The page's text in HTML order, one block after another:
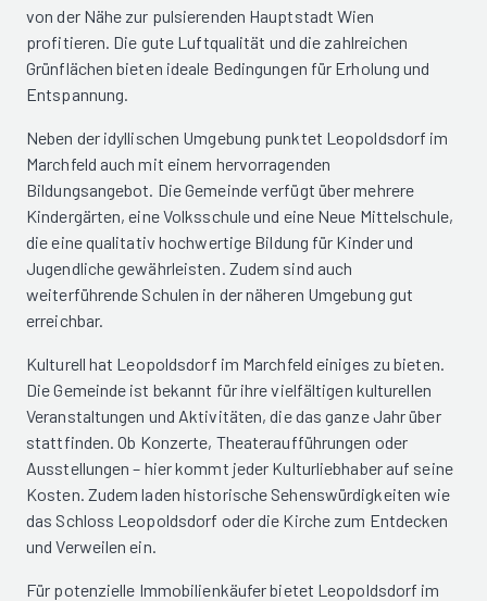
von der Nähe zur pulsierenden Hauptstadt Wien
profitieren. Die gute Luftqualität und die zahlreichen
Grünflächen bieten ideale Bedingungen für Erholung und
Entspannung.
Neben der idyllischen Umgebung punktet Leopoldsdorf im
Marchfeld auch mit einem hervorragenden
Bildungsangebot. Die Gemeinde verfügt über mehrere
Kindergärten, eine Volksschule und eine Neue Mittelschule,
die eine qualitativ hochwertige Bildung für Kinder und
Jugendliche gewährleisten. Zudem sind auch
weiterführende Schulen in der näheren Umgebung gut
erreichbar.
Kulturell hat Leopoldsdorf im Marchfeld einiges zu bieten.
Die Gemeinde ist bekannt für ihre vielfältigen kulturellen
Veranstaltungen und Aktivitäten, die das ganze Jahr über
stattfinden. Ob Konzerte, Theateraufführungen oder
Ausstellungen – hier kommt jeder Kulturliebhaber auf seine
Kosten. Zudem laden historische Sehenswürdigkeiten wie
das Schloss Leopoldsdorf oder die Kirche zum Entdecken
und Verweilen ein.
Für potenzielle Immobilienkäufer bietet Leopoldsdorf im